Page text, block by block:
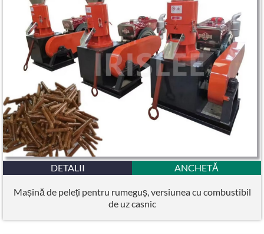
DETALII ANCHETĂ
Mașină de peleți pentru rumeguș, versiunea cu combustibil
de uz casnic